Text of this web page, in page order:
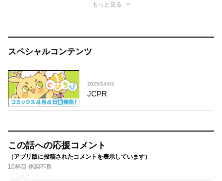
もっと見る
スペシャルコンテンツ
2025/04/03
JCPR
この話への応援コメント
（アプリ版に投稿されたコメントを表示しています）
10杯目 体調不良